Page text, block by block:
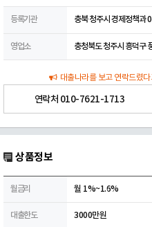
등록기관 충북 청주시 경제정책과
영업소 충청북도 청주시 흥덕구
대출나라를 보고 연락드렸
연락처 010-7621-1713
상품정보
월금리 월 1%~1.6%
대출한도 3000만원